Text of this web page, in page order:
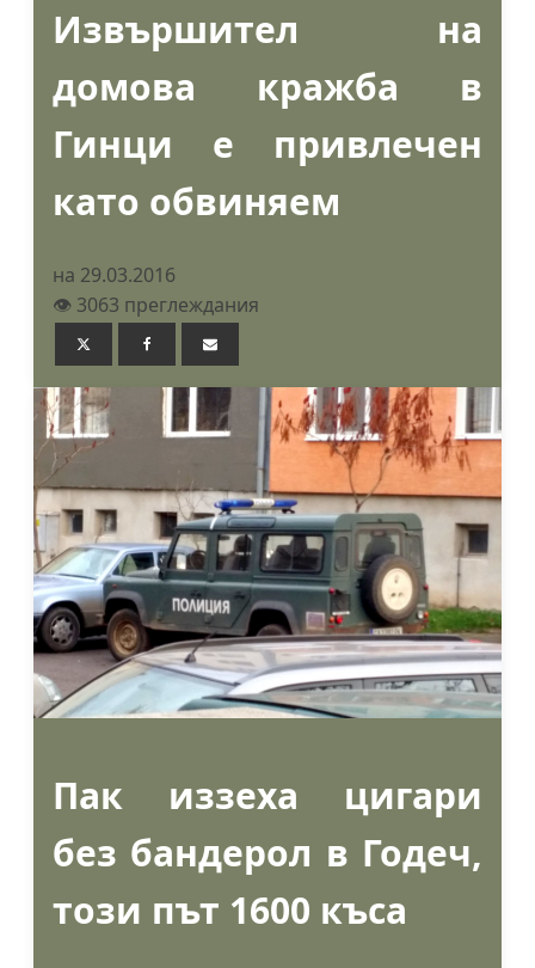
Извършител на
домова кражба в
Гинци е привлечен
като обвиняем
на 29.03.2016
👁️ 3063 преглеждания
Пак иззеха цигари
без бандерол в Годеч,
този път 1600 къса